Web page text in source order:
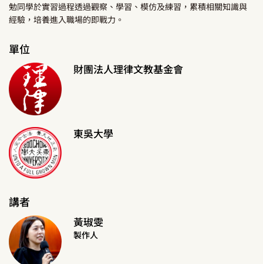
勉同學於實習過程透過觀察、學習、模仿及練習，累積相關知識與
經驗，培養進入職場的即戰力。
單位
財團法人理律文教基金會
東吳大學
講者
黃琡雯
製作人